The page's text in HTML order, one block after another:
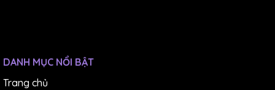
DANH MỤC NỔI BẬT
Trang chủ